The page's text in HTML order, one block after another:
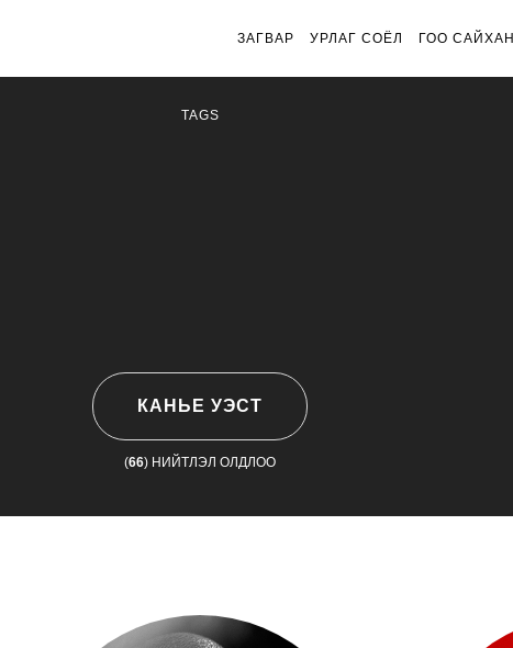
ЗАГВАР УРЛАГ СОЁЛ ГОО САЙХАН
TAGS
КАНЬЕ УЭСТ
(66) НИЙТЛЭЛ ОЛДЛОО